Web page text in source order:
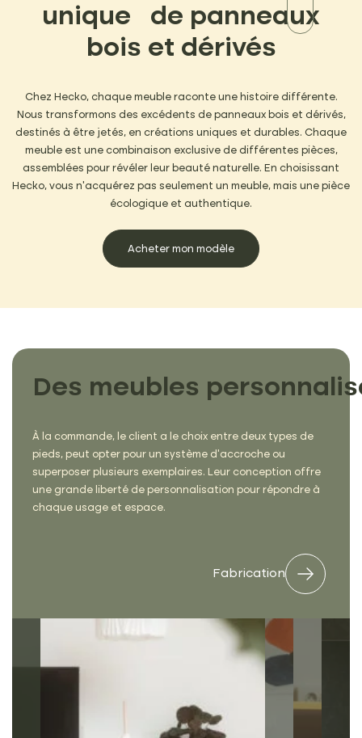
unique
de panneaux
bois et dérivés
Chez Hecko, chaque meuble raconte une histoire différente.
Nous transformons des excédents de panneaux bois et dérivés,
destinés à être jetés, en créations uniques et durables. Chaque
meuble est une combinaison exclusive de différentes pièces,
assemblées pour révéler leur beauté naturelle. En choisissant
Hecko, vous n’acquérez pas seulement un meuble, mais une pièce
écologique et authentique.
Acheter mon modèle
Des meubles
À la commande, le client a le choix entre deux types de
pieds, peut opter pour un système d’accroche ou
superposer plusieurs exemplaires. Leur conception offre
une grande liberté de personnalisation pour répondre à
chaque usage et espace.
Fabrication